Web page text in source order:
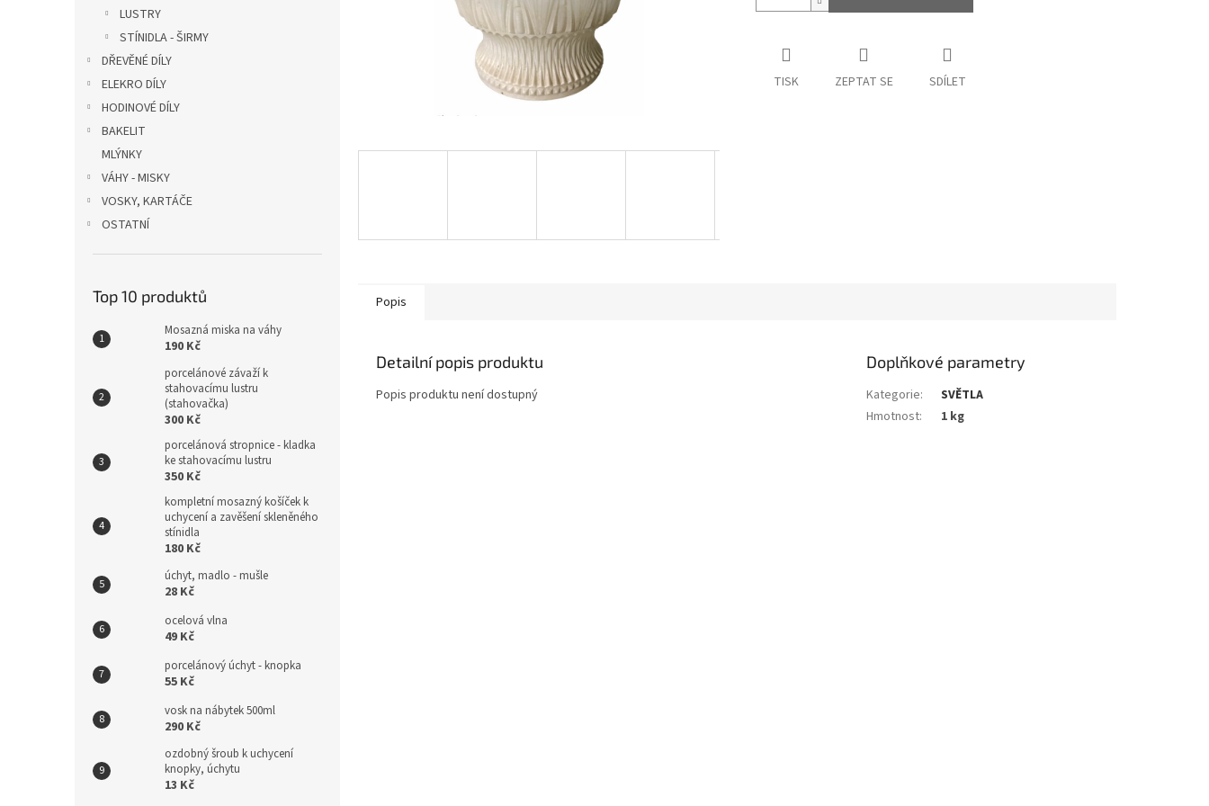
LUSTRY
STÍNIDLA - ŠIRMY
DŘEVĚNÉ DÍLY
ELEKRO DÍLY
HODINOVÉ DÍLY
BAKELIT
MLÝNKY
VÁHY - MISKY
VOSKY, KARTÁČE
OSTATNÍ
Top 10 produktů
Mosazná miska na váhy
190 Kč
porcelánové závaží k
stahovacímu lustru
(stahovačka)
300 Kč
porcelánová stropnice - kladka
ke stahovacímu lustru
350 Kč
kompletní mosazný košíček k
uchycení a zavěšení skleněného
stínidla
180 Kč
úchyt, madlo - mušle
28 Kč
ocelová vlna
49 Kč
porcelánový úchyt - knopka
55 Kč
vosk na nábytek 500ml
290 Kč
ozdobný šroub k uchycení
knopky, úchytu
13 Kč
TISK ZEPTAT SE SDÍLET
Popis
Detailní popis produktu
Popis produktu není dostupný
Doplňkové parametry
Kategorie:
SVĚTLA
Hmotnost: 1 kg